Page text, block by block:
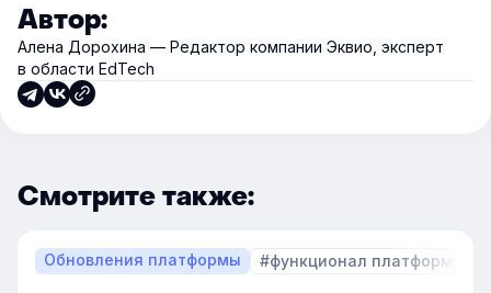
Автор:
Алена Дорохина — Редактор компании Эквио, эксперт
в области EdTech
Смотрите также:
Обновления платформы #функционал платформы